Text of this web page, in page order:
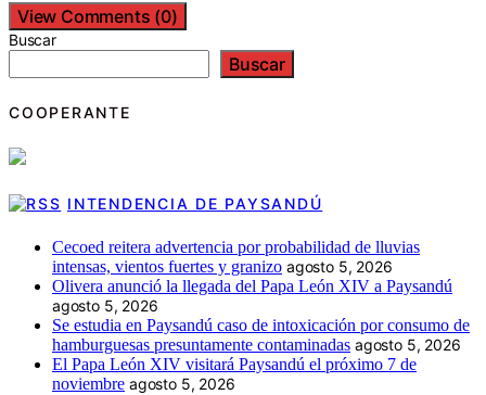
View Comments (0)
Buscar
Buscar
COOPERANTE
INTENDENCIA DE PAYSANDÚ
Cecoed reitera advertencia por probabilidad de lluvias
intensas, vientos fuertes y granizo agosto 5, 2026
Olivera anunció la llegada del Papa León XIV a Paysandú
agosto 5, 2026
Se estudia en Paysandú caso de intoxicación por consumo de
hamburguesas presuntamente contaminadas agosto 5, 2026
El Papa León XIV visitará Paysandú el próximo 7 de
noviembre agosto 5, 2026